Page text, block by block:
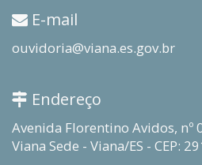
E-mail
ouvidoria@viana.es.gov.br
Endereço
Avenida Florentino Avidos, nº
Viana Sede - Viana/ES - CEP: